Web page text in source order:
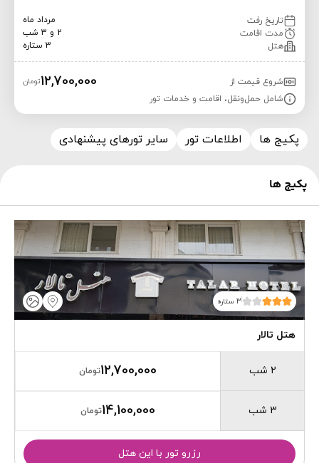
تاریخ رفت
مرداد ماه
مدت اقامت
2 و 3 شب
هتل
3 ستاره
شروع قیمت از 12,700,000تومان
شامل حمل‌ونقل، اقامت و خدمات تور
پکیج ها اطلاعات تور سایر تورهای پیشنهادی
پکیج ها
3 ستاره
هتل تالار
2 شب
3 شب
12,700,000تومان
14,100,000تومان
رزرو تور با این هتل